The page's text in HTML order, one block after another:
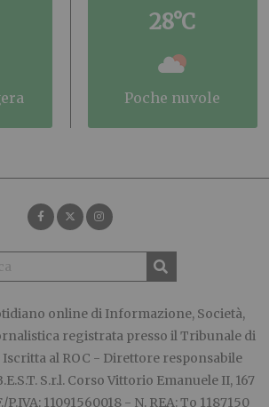
28°C
poche nuvole
online di Informazione, Società,
registrata presso il Tribunale di
Iscritta al ROC - Direttore responsabile
S.r.l. Corso Vittorio Emanuele II, 167
11091560018 - N. REA: To 1187150